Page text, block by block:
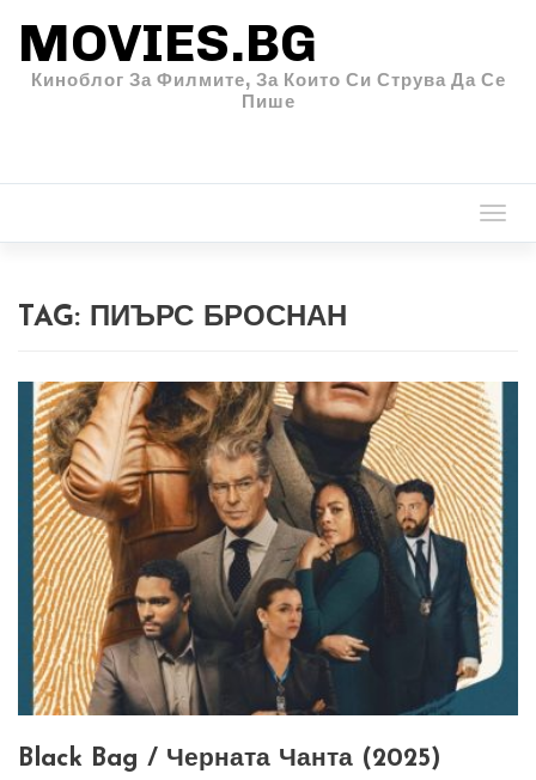
MOVIES.BG
Киноблог За Филмите, За Които Си Струва Да Се
Пише
TAG: ПИЪРС БРОСНАН
Black Bag / Черната Чанта (2025)